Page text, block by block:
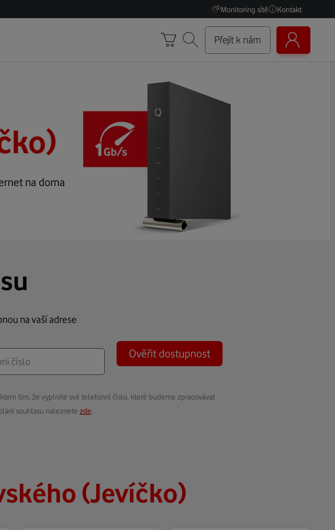
Monitoring sítě Kontakt
Přejít k nám
na doma
na vaší adrese
Ověřit dostupnost
tím, že vyplníte své telefonní číslo, které budeme zpracovávat
souhlasu naleznete zde
(Jevíčko)